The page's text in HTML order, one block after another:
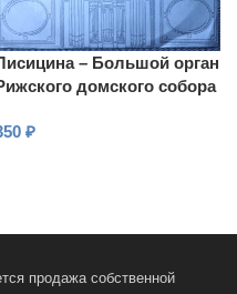
– Большой орган
домского собора
₽
продажа собственной